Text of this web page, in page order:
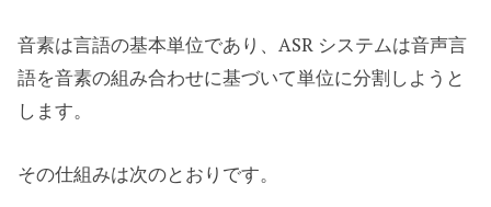
音素は言語の基本単位であり、ASR システムは音声言
語を音素の組み合わせに基づいて単位に分割しようと
します。
その仕組みは次のとおりです。